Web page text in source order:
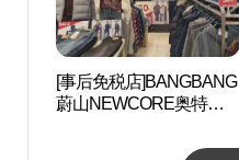
[事后免税店]BANGBANG
蔚山NEWCORE奥特莱